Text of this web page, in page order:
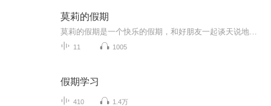
莫莉的假期
11 1005
假期学习
410 1.4万